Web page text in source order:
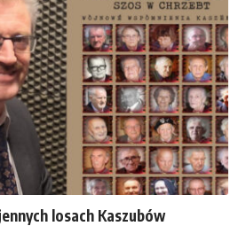
losach Kaszubów